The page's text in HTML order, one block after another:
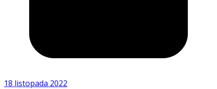
18 listopada 2022